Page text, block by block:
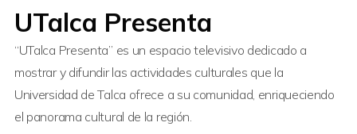
UTalca Presenta
“UTalca Presenta” es un espacio televisivo dedicado a
mostrar y difundir las actividades culturales que la
Universidad de Talca ofrece a su comunidad, enriqueciendo
el panorama cultural de la región.